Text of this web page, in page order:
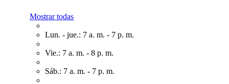
Mostrar todas
Lun. - jue.: 7 a. m. - 7 p. m.
Vie.: 7 a. m. - 8 p. m.
Sáb.: 7 a. m. - 7 p. m.